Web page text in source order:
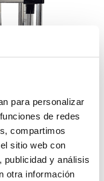
para personalizar
de redes
compartimos
sitio web con
publicidad y análisis
otra información